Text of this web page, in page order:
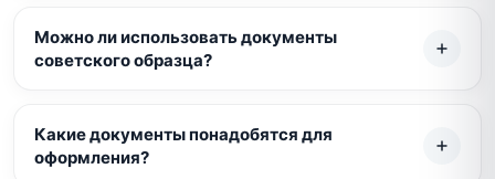
Можно ли использовать документы
советского образца?
Какие документы понадобятся для
оформления?